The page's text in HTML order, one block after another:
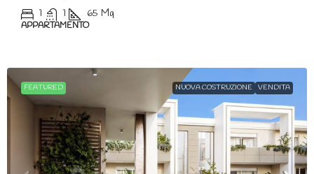
1 1 65 Mq
APPARTAMENTO
FEATURED NUOVA COSTRUZIONE VENDITA